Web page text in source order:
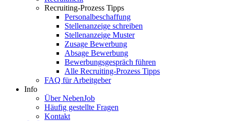
Recruiting-Prozess Tipps
Personalbeschaffung
Stellenanzeige schreiben
Stellenanzeige Muster
Zusage Bewerbung
Absage Bewerbung
Bewerbungsgespräch führen
Alle Recruiting-Prozess Tipps
FAQ für Arbeitgeber
Info
Über NebenJob
Häufig gestellte Fragen
Kontakt